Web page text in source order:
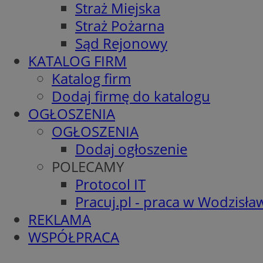
Straż Miejska
Straż Pożarna
Sąd Rejonowy
KATALOG FIRM
Katalog firm
Dodaj firmę do katalogu
OGŁOSZENIA
OGŁOSZENIA
Dodaj ogłoszenie
POLECAMY
Protocol IT
Pracuj.pl - praca w
REKLAMA
WSPÓŁPRACA